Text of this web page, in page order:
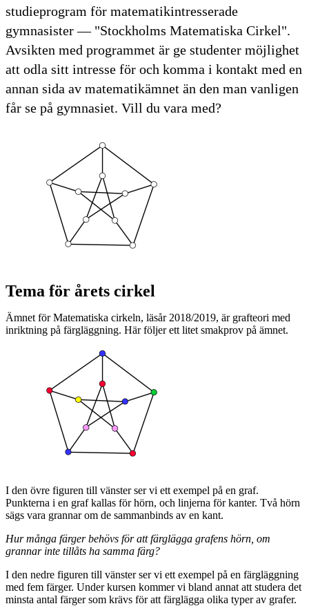
studieprogram för matematikintresserade
gymnasister — "Stockholms Matematiska Cirkel".
Avsikten med programmet är ge studenter möjlighet
att odla sitt intresse för och komma i kontakt med en
annan sida av matematikämnet än den man vanligen
får se på gymnasiet. Vill du vara med?
Tema för årets cirkel
Ämnet för Matematiska cirkeln, läsår 2018/2019, är grafteori med
inriktning på färgläggning. Här följer ett litet smakprov på ämnet.
I den övre figuren till vänster ser vi ett exempel på en graf.
Punkterna i en graf kallas för hörn, och linjerna för kanter. Två hörn
sägs vara grannar om de sammanbinds av en kant.
Hur många färger behövs för att färglägga grafens hörn, om
grannar inte tillåts ha samma färg?
I den nedre figuren till vänster ser vi ett exempel på en färgläggning
med fem färger. Under kursen kommer vi bland annat att studera det
minsta antal färger som krävs för att färglägga olika typer av grafer.